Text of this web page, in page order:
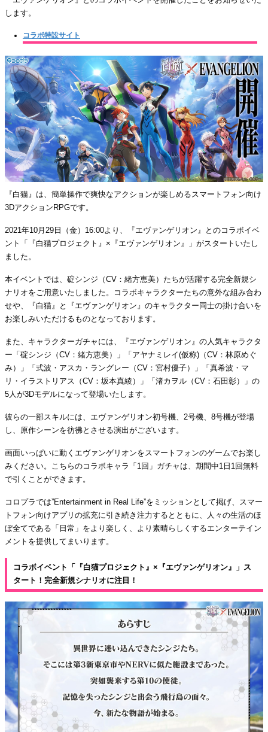
します。
コラボ特設サイト
『白猫』は、簡単操作で爽快なアクションが楽しめるスマートフォン向け
3DアクションRPGです。
2021年10月29日（金）16:00より、『エヴァンゲリオン』とのコラボイベ
ント「『白猫プロジェクト』×『エヴァンゲリオン』」がスタートいたし
ました。
本イベントでは、碇シンジ（CV：緒方恵美）たちが活躍する完全新規シ
ナリオをご用意いたしました。コラボキャラクターたちの意外な組み合わ
せや、『白猫』と『エヴァンゲリオン』のキャラクター同士の掛け合いを
お楽しみいただけるものとなっております。
また、キャラクターガチャには、『エヴァンゲリオン』の人気キャラクタ
ー「碇シンジ（CV：緒方恵美）」「アヤナミレイ(仮称)（CV：林原めぐ
み）」「式波・アスカ・ラングレー（CV：宮村優子）」「真希波・マ
リ・イラストリアス（CV：坂本真綾）」「渚カヲル（CV：石田彰）」の
5人が3Dモデルになって登場いたします。
彼らの一部スキルには、エヴァンゲリオン初号機、2号機、8号機が登場
し、原作シーンを彷彿とさせる演出がございます。
画面いっぱいに動くエヴァンゲリオンをスマートフォンのゲームでお楽し
みください。こちらのコラボキャラ「1回」ガチャは、期間中1日1回無料
で引くことができます。
コロプラでは”Entertainment in Real Life”をミッションとして掲げ、スマー
トフォン向けアプリの拡充に引き続き注力するとともに、人々の生活のほ
ぼ全てである「日常」をより楽しく、より素晴らしくするエンターテイン
メントを提供してまいります。
コラボイベント「『白猫プロジェクト』×『エヴァンゲリオン』」ス
タート！完全新規シナリオに注目！